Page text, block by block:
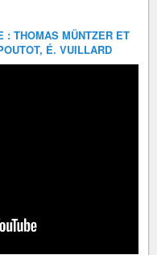
: THOMAS MÜNTZER ET
É. VUILLARD